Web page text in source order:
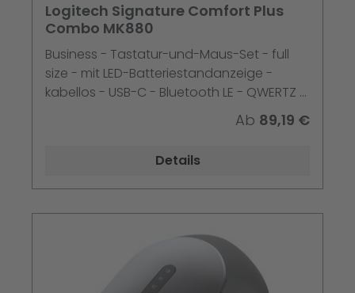
Logitech Signature Comfort Plus
Combo MK880
Business - Tastatur-und-Maus-Set - full
size - mit LED-Batteriestandanzeige -
kabellos - USB-C - Bluetooth LE - QWERTZ -
Ab 89,19 €
Details